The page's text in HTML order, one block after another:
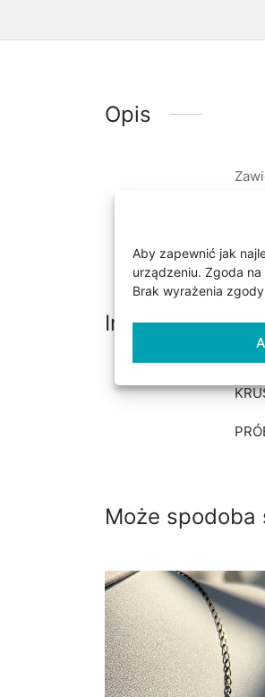
Aby zapewnić jak
urządzeniu. Zgoda
Brak wyrażenia
Opis
Informacje
Może